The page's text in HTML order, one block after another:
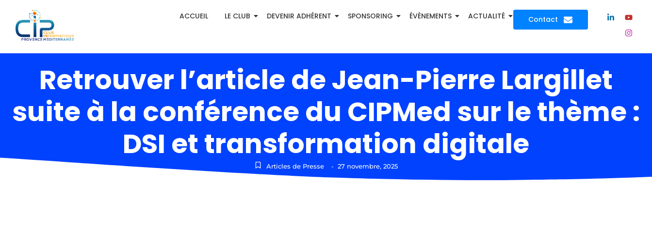
ACCUEIL LE CLUB DEVENIR ADHÉRENT SPONSORING ÉVÈNEMENTS ACTUALITÉ Contact
Retrouver l’article de Jean-Pierre Largillet
suite à la conférence du CIPMed sur le thème :
DSI et transformation digitale
Articles de Presse - 27 novembre, 2025